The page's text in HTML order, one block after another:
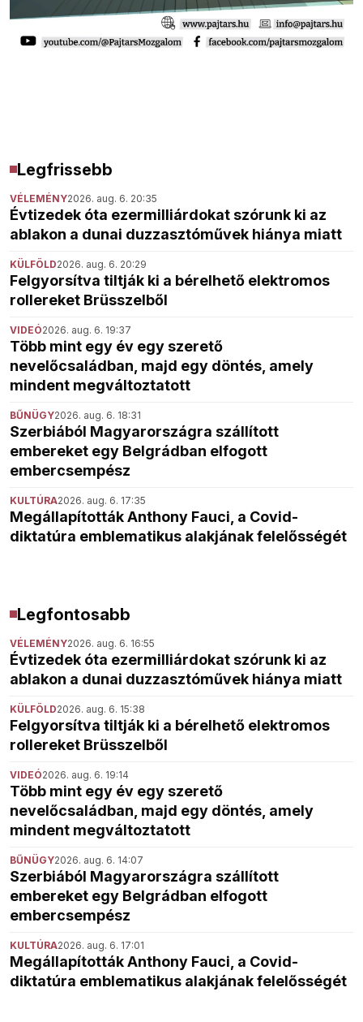
Legfrissebb
VÉLEMÉNY2026. aug. 6. 20:35
Évtizedek óta ezermilliárdokat szórunk ki az
ablakon a dunai duzzasztóművek hiánya miatt
KÜLFÖLD2026. aug. 6. 20:29
Felgyorsítva tiltják ki a bérelhető elektromos
rollereket Brüsszelből
VIDEÓ2026. aug. 6. 19:37
Több mint egy év egy szerető
nevelőcsaládban, majd egy döntés, amely
mindent megváltoztatott
BŰNÜGY2026. aug. 6. 18:31
Szerbiából Magyarországra szállított
embereket egy Belgrádban elfogott
embercsempész
KULTÚRA2026. aug. 6. 17:35
Megállapították Anthony Fauci, a Covid-
diktatúra emblematikus alakjának felelősségét
Legfontosabb
VÉLEMÉNY2026. aug. 6. 16:55
Évtizedek óta ezermilliárdokat szórunk ki az
ablakon a dunai duzzasztóművek hiánya miatt
KÜLFÖLD2026. aug. 6. 15:38
Felgyorsítva tiltják ki a bérelhető elektromos
rollereket Brüsszelből
VIDEÓ2026. aug. 6. 19:14
Több mint egy év egy szerető
nevelőcsaládban, majd egy döntés, amely
mindent megváltoztatott
BŰNÜGY2026. aug. 6. 14:07
Szerbiából Magyarországra szállított
embereket egy Belgrádban elfogott
embercsempész
KULTÚRA2026. aug. 6. 17:01
Megállapították Anthony Fauci, a Covid-
diktatúra emblematikus alakjának felelősségét